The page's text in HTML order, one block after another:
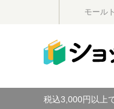
モール
税込3,000円以上